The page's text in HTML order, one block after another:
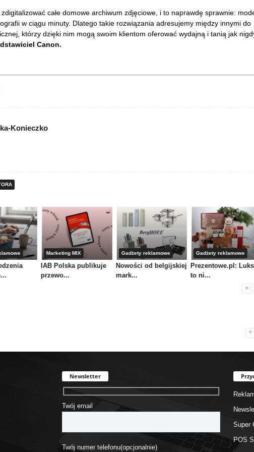
całe domowe archiwum zdjęciowe, i to naprawdę sprawnie:
w ciągu minuty. Dlatego takie rozwiązania adresujemy między innymi do
którzy dzięki nim mogą swoim klientom oferować wydajną i tanią jak
Canon.
Konieczko
Marketing MIX
IAB Polska publikuje
przewo...
Gadżety reklamowe
Nowości od belgijskiej
mark...
Gadżety reklamowe
Prezentowe.pl:
to ni...
<
<
Newsletter
Twój email
Twój numer telefonu(opcjonalnie)
Super
POS